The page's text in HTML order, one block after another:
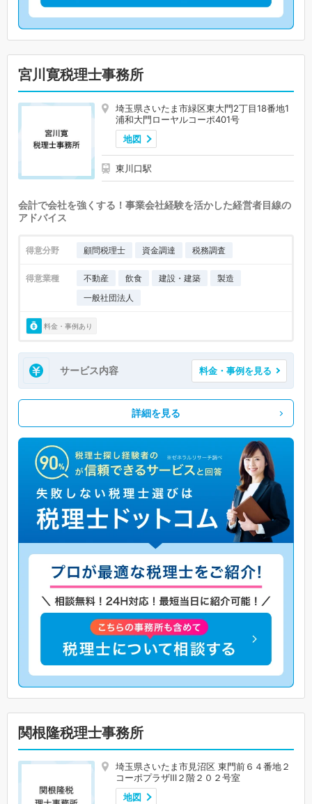
宮川寛税理士事務所
埼玉県さいたま市緑区東大門2丁目18番地1
浦和大門ローヤルコーポ401号
地図
東川口駅
会計で会社を強くする！事業会社経験を活かした経営者目線の
アドバイス
得意分野 顧問税理士 資金調達 税務調査
得意業種 不動産 飲食 建設・建築
製造
一般社団法人
料金・事例あり
サービス内容 料金・事例を見る
詳細を見る
関根隆税理士事務所
埼玉県さいたま市見沼区 東門前６４番地２
コーポプラザⅢ２階２０２号室
地図